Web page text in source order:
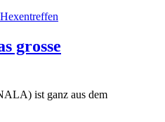
grosse
ist ganz aus dem